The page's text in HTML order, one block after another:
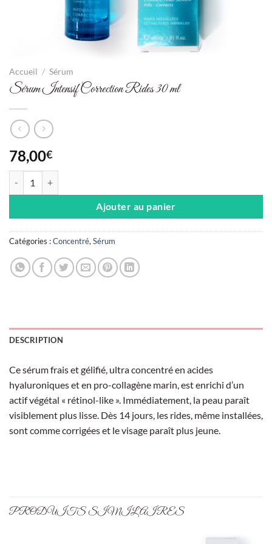
Accueil / Sérum
Sérum Intensif Correction Rides 30 ml
78,00€
Ajouter au panier
Catégories :Concentré, Sérum
DESCRIPTION
Ce sérum frais et gélifié, ultra concentré en acides
hyaluroniques et en pro-collagène marin, est enrichi d’un
actif végétal « rétinol-like ». Immédiatement, la peau paraît
visiblement plus lisse. Dès 14 jours, les rides, même installées,
sont comme corrigées et le visage paraît plus jeune.
PRODUITS SIMILAIRES